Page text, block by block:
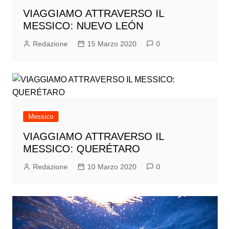
VIAGGIAMO ATTRAVERSO IL
MESSICO: NUEVO LEÓN
Redazione 15 Marzo 2020 0
Messico
VIAGGIAMO ATTRAVERSO IL
MESSICO: QUERÉTARO
Redazione 10 Marzo 2020 0